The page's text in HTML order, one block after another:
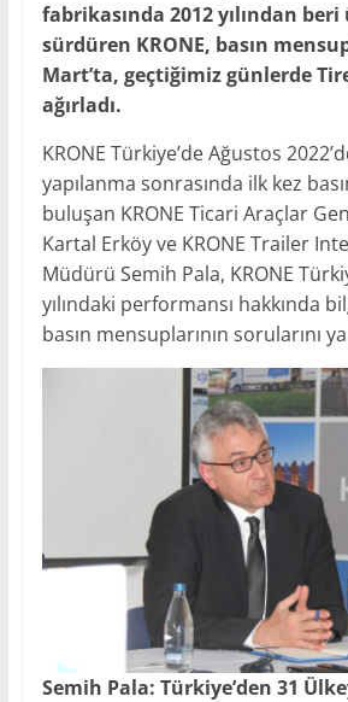
fabrikasında 2012 yılından
sürdüren KRONE, basın
Mart’ta, geçtiğimiz günlerde
ağırladı.
KRONE Türkiye’de Ağustos
yapılanma sonrasında ilk kez
buluşan KRONE Ticari Araçlar
Kartal Erköy ve KRONE Trailer
Müdürü Semih Pala, KRONE
yılındaki performansı hakkında
basın mensuplarının sorularını
Semih Pala: Türkiye’den 31